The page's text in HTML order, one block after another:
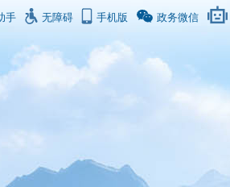
手 无障碍 手机版 政务微信